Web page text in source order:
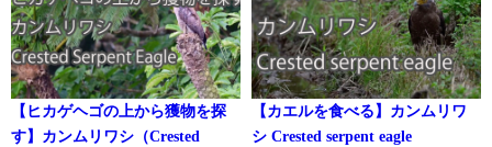
【ヒカゲヘゴの上から獲物を探
す】カンムリワシ（Crested
【カエルを食べる】カンムリワ
シ Crested serpent eagle